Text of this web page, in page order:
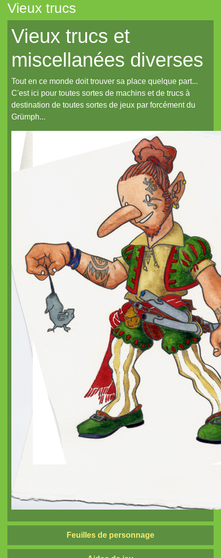
Vieux trucs
Vieux trucs et
miscellanées diverses
Tout en ce monde doit trouver sa place quelque part...
C'est ici pour toutes sortes de machins et de trucs à
destination de toutes sortes de jeux par forcément du
Grümph...
Feuilles de personnage